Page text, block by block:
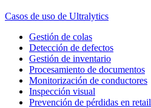
Casos de uso de Ultralytics
Gestión de colas
Detección de defectos
Gestión de inventario
Procesamiento de documentos
Monitorización de conductores
Inspección visual
Prevención de pérdidas en retail